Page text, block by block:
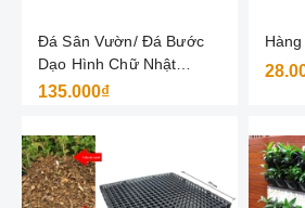
Đá Sân Vườn/ Đá Bước
Dạo Hình Chữ Nhật
60x30x2cm
135.000₫